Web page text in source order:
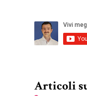
Articoli